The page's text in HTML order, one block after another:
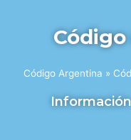
Código
Código Argentina »